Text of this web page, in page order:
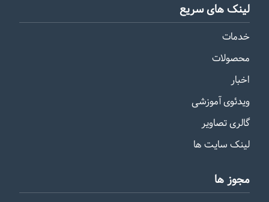
لینک های سریع
خدمات
محصولات
اخبار
ویدئوی آموزشی
گالری تصاویر
لینک سایت ها
مجوز ها